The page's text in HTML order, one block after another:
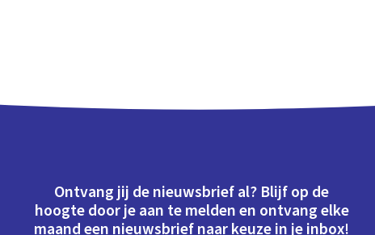
Ontvang jij de nieuwsbrief al? Blijf op de
hoogte door je aan te melden en ontvang elke
maand een nieuwsbrief naar keuze in je inbox!